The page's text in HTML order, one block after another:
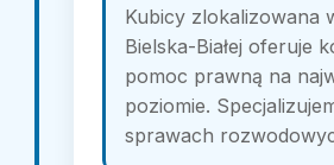
Kubicy zlokalizowana
Bielska-Białej oferuje
pomoc prawną na
poziomie.
sprawach